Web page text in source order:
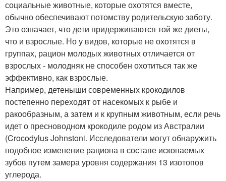
социальные животные, которые охотятся вместе,
обычно обеспечивают потомству родительскую заботу.
Это означает, что дети придерживаются той же диеты,
что и взрослые. Но у видов, которые не охотятся в
группах, рацион молодых животных отличается от
взрослых - молодняк не способен охотиться так же
эффективно, как взрослые.
Например, детеныши современных крокодилов
постепенно переходят от насекомых к рыбе и
ракообразным, а затем и к крупным животным, если речь
идет о пресноводном крокодиле родом из Австралии
(Crocodylus Johnstoni. Исследователи могут обнаружить
подобное изменение рациона в составе ископаемых
зубов путем замера уровня содержания 13 изотопов
углерода.